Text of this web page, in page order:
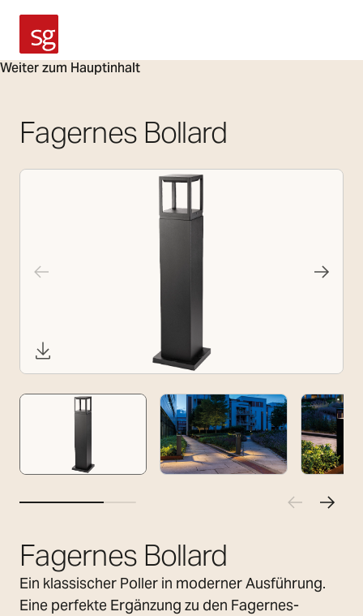
Weiter zum Hauptinhalt
SG Armaturen
Fagernes Bollard
Fagernes Bollard
Ein klassischer Poller in moderner Ausführung.
Eine perfekte Ergänzung zu den Fagernes-